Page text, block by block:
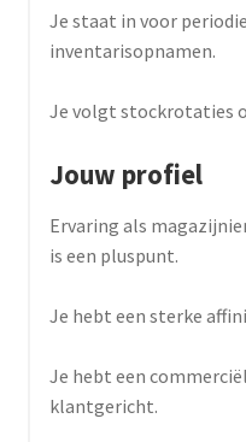
Je staat in voor
inventarisopnamen.
Je volgt stockrotaties
Jouw profiel
Ervaring als
is een pluspunt.
Je hebt een sterke
Je hebt een
klantgericht.